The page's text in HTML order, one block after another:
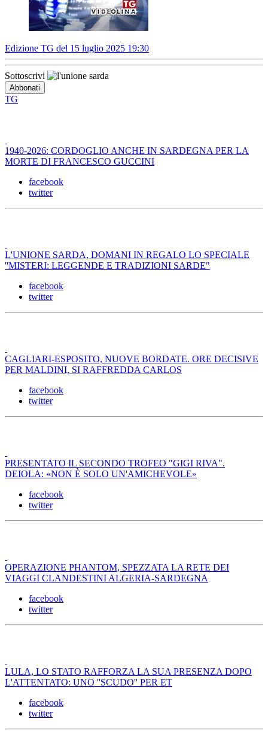
Edizione TG del 15 luglio 2025 19:30
Sottoscrivi
TG
1940-2026: CORDOGLIO ANCHE IN SARDEGNA PER LA
MORTE DI FRANCESCO GUCCINI
facebook
twitter
L'UNIONE SARDA, DOMANI IN REGALO LO SPECIALE
''MISTERI: LEGGENDE E TRADIZIONI SARDE"
facebook
twitter
CAGLIARI-ESPOSITO, NUOVE BORDATE. ORE DECISIVE
PER MALDINI, SI RAFFREDDA CARLOS
facebook
twitter
PRESENTATO IL SECONDO TROFEO "GIGI RIVA".
DEIOLA: «NON È SOLO UN'AMICHEVOLE»
facebook
twitter
OPERAZIONE PHANTOM, SPEZZATA LA RETE DEI
VIAGGI CLANDESTINI ALGERIA-SARDEGNA
facebook
twitter
LULA, LO STATO RAFFORZA LA SUA PRESENZA DOPO
L'ATTENTATO: UNO ''SCUDO'' PER ET
facebook
twitter